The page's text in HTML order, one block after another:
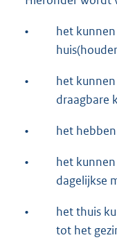
•
het
•
het
draagbare
• het
•
het
dagelijkse
•
het thuis
tot het